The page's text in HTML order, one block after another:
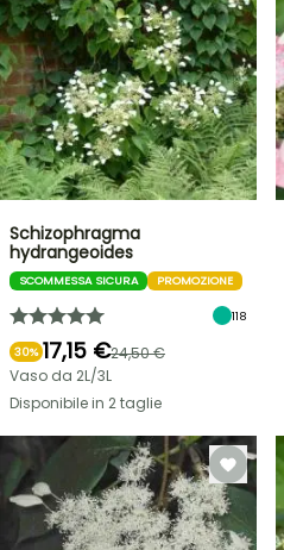
Schizophragma
hydrangeoides
SCOMMESSA SICURA PROMOZIONE
118
30% 17,15 €24,50 €
Vaso da 2L/3L
Disponibile in 2 taglie